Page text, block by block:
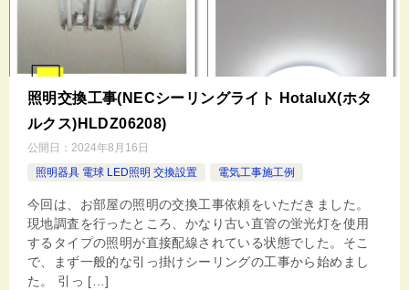
照明交換工事(NECシーリングライト HotaluX(ホタ
ルクス)HLDZ06208)
公開日： 2024年8月16日
照明器具 電球 LED照明 交換設置
電気工事施工例
今回は、お部屋の照明の交換工事依頼をいただきました。
現地調査を行ったところ、かなり古い直管の蛍光灯を使用
するタイプの照明が直接配線されている状態でした。そこ
で、まず一般的な引っ掛けシーリングの工事から始めまし
た。 引っ […]